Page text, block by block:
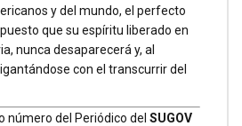
y del mundo, el perfecto
que su espíritu liberado en
nunca desaparecerá y, al
con el transcurrir del
número del Periódico del SUGOV